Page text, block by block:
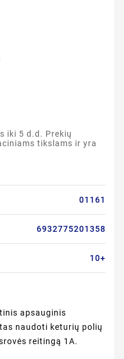
iki 5 d.d. Prekių
tikslams ir yra
01161
6932775201358
10+
apsauginis
naudoti keturių polių
reitingą 1A.